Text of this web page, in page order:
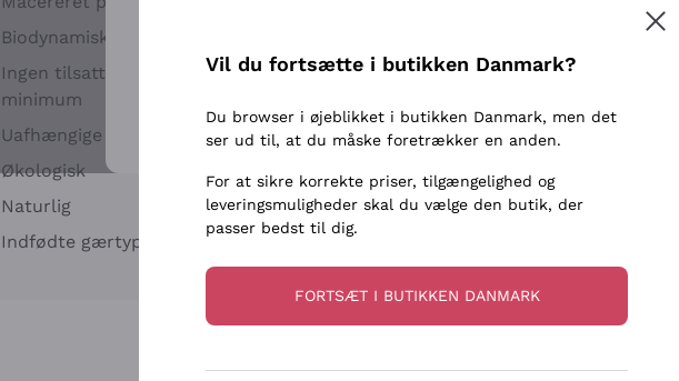
Biodynamisk
Ingen tilsatte sulfitter eller
minimum
Uafhængige Vinavlere
Økologisk
Naturlig
Indfødte gærtyper
Biondi Santi
Franz Haas
Argiolas
Zenato
Ca' dei Frati
Ribolla
Sauvignon
Tilmeld
For flere oplysninger, læs voresPrivatlivspolitik
Vil du fortsætte i butikken Danmark?
Du browser i øjeblikket i butikken Danmark, men det
ser ud til, at du måske foretrækker en anden.
For at sikre korrekte priser, tilgængelighed og
leveringsmuligheder skal du vælge den butik, der
passer bedst til dig.
FORTSÆT I BUTIKKEN DANMARK